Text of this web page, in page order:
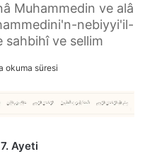
Muhammedin ve alâ
nebiyyi'il-
sahbihî ve sellim
okuma süresi
Ayeti